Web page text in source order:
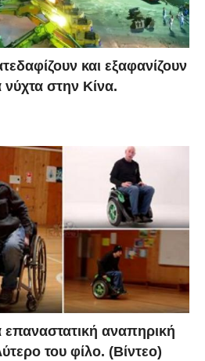
και εξαφανίζουν
στην Κίνα.
επαναστατική αναπηρική
του φίλο. (Βίντεο)